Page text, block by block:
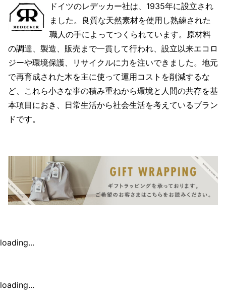
ドイツのレデッカー社は、1935年に設立され
ました。良質な天然素材を使用し熟練された
職人の手によってつくられています。原材料
の調達、製造、販売まで一貫して行われ、設立以来エコロ
ジーや環境保護、リサイクルに力を注いできました。地元
で再育成された木を主に使って運用コストを削減するな
ど、これら小さな事の積み重ねから環境と人間の共存を基
本項目におき、日常生活から社会生活を考えているブラン
ドです。
loading...
loading...